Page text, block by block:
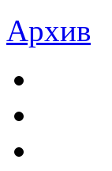
Архив